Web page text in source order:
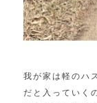
我が家は軽のハ
だと入っていく